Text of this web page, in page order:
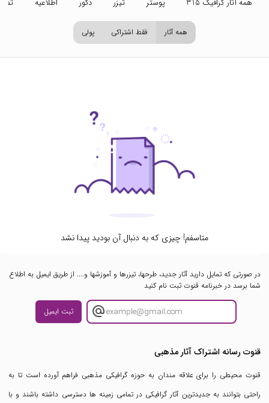
همه آثار گرافیک 315 پوستر تیزر دکور اطلاعیه
همه آثار فقط اشتراکی پولی
متاسفم! چیزی که به دنبال آن بودید پیدا نشد
در صورتی که تمایل دارید آثار جدید، طرحها، تیزرها و آموزشها و.... از طریق ایمیل به اطلاع
شما برسد در خبرنامه قنوت ثبت نام کنید
ثبت ایمیل
قنوت رسانه اشتراک آثار مذهبی
قنوت محیطی را برای علاقه مندان به حوزه گرافیکی مذهبی فراهم آورده است تا به
راحتی بتوانند به جدیدترین آثار گرافیکی در تمامی زمینه ها دسترسی داشته باشند و با